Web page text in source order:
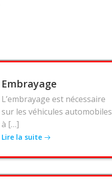
Embrayage
L’embrayage est nécessaire
sur les véhicules automobiles
à […]
Lire la suite